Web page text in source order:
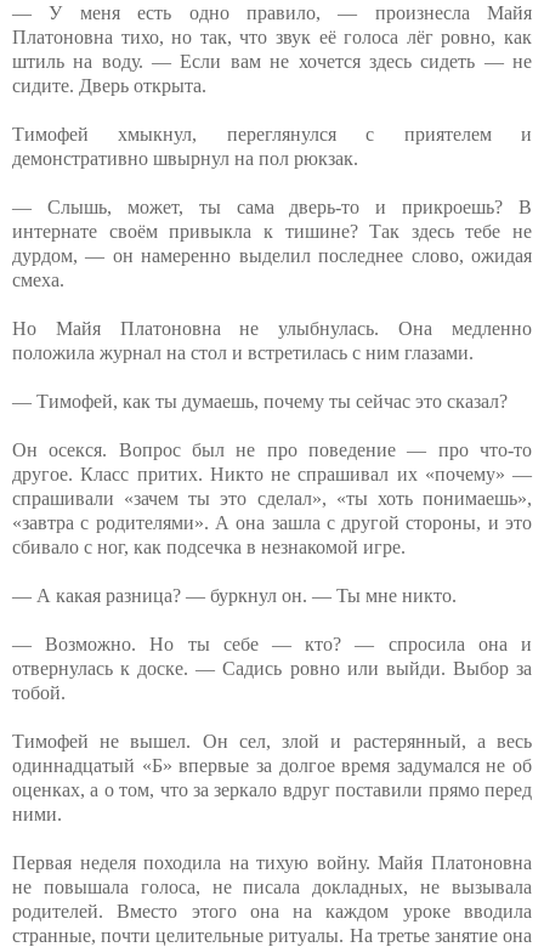
— У меня есть одно правило, — произнесла Майя
Платоновна тихо, но так, что звук её голоса лёг ровно, как
штиль на воду. — Если вам не хочется здесь сидеть — не
сидите. Дверь открыта.
Тимофей хмыкнул, переглянулся с приятелем и
демонстративно швырнул на пол рюкзак.
— Слышь, может, ты сама дверь-то и прикроешь? В
интернате своём привыкла к тишине? Так здесь тебе не
дурдом, — он намеренно выделил последнее слово, ожидая
смеха.
Но Майя Платоновна не улыбнулась. Она медленно
положила журнал на стол и встретилась с ним глазами.
— Тимофей, как ты думаешь, почему ты сейчас это сказал?
Он осекся. Вопрос был не про поведение — про что-то
другое. Класс притих. Никто не спрашивал их «почему» —
спрашивали «зачем ты это сделал», «ты хоть понимаешь»,
«завтра с родителями». А она зашла с другой стороны, и это
сбивало с ног, как подсечка в незнакомой игре.
— А какая разница? — буркнул он. — Ты мне никто.
— Возможно. Но ты себе — кто? — спросила она и
отвернулась к доске. — Садись ровно или выйди. Выбор за
тобой.
Тимофей не вышел. Он сел, злой и растерянный, а весь
одиннадцатый «Б» впервые за долгое время задумался не об
оценках, а о том, что за зеркало вдруг поставили прямо перед
ними.
Первая неделя походила на тихую войну. Майя Платоновна
не повышала голоса, не писала докладных, не вызывала
родителей. Вместо этого она на каждом уроке вводила
странные, почти целительные ритуалы. На третье занятие она